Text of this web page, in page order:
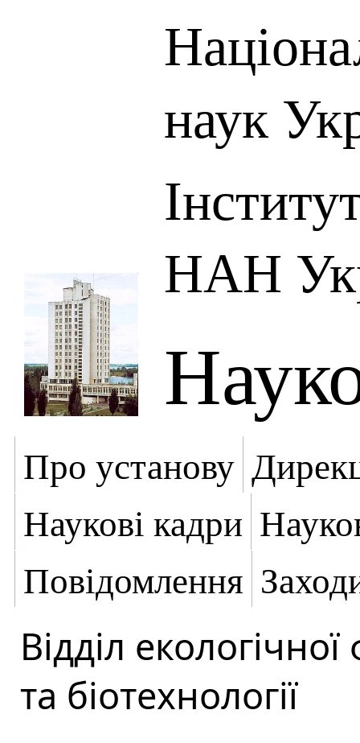
наук
НАН
Про установу
Наукові кадри
Повідомлення
Відділ екологічної
та біотехнології